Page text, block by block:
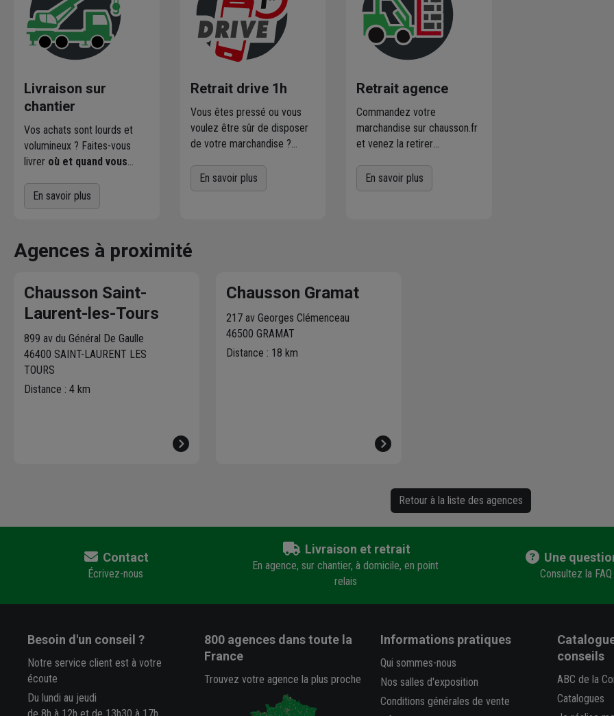
Livraison sur
chantier
Vos achats sont lourds et
volumineux ? Faites-vous
livrer où et quand vous
qui effectue la livraison vous
contacte pour fixer le
livraison. Bonus : Nous livrons
jusqu'au 7ème étage.
En savoir plus
Retrait drive 1h
Vous êtes pressé ou vous
voulez être sûr de disposer
de votre marchandise ?
produits disponibles dans
votre agence sur
En savoir plus
Retrait agence
Commandez votre
marchandise sur chausson.fr
et venez la retirer
l'agence Chausson à
proximitéde chez vous.
En savoir plus
Agences à proximité
Chausson Saint-
Laurent-les-Tours
899 av du Général De Gaulle
46400 SAINT-LAURENT LES
TOURS
Distance : 4 km
Chausson Gramat
217 av Georges Clémenceau
46500 GRAMAT
Distance : 18 km
Retour à la liste des agences
Contact
Écrivez-nous
Livraison et retrait
En agence, sur chantier, à domicile, en point
relais
Une
Consultez la FAQ
Besoin d'un conseil ?
Notre service client est à votre
écoute
Du lundi au jeudi
de 8h à 12h et de 13h30 à 17h
800 agencesdans toute la
France
Trouvez votre agence la plus proche
Informations pratiques
Qui sommes-nous
Nos salles d'exposition
Conditions générales de vente
conseils
ABC de la
Catalogues